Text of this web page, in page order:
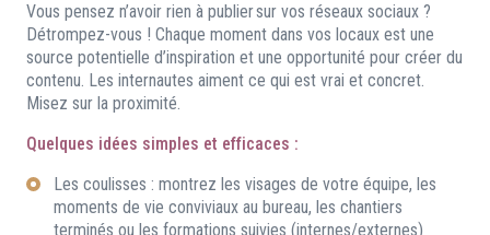
Vous pensez n’avoir rien à publier sur vos réseaux sociaux ?
Détrompez-vous ! Chaque moment dans vos locaux est une
source potentielle d’inspiration et une opportunité pour créer du
contenu. Les internautes aiment ce qui est vrai et concret.
Misez sur la proximité.
Quelques idées simples et efficaces :
Les coulisses : montrez les visages de votre équipe, les
moments de vie conviviaux au bureau, les chantiers
terminés ou les formations suivies (internes/externes)